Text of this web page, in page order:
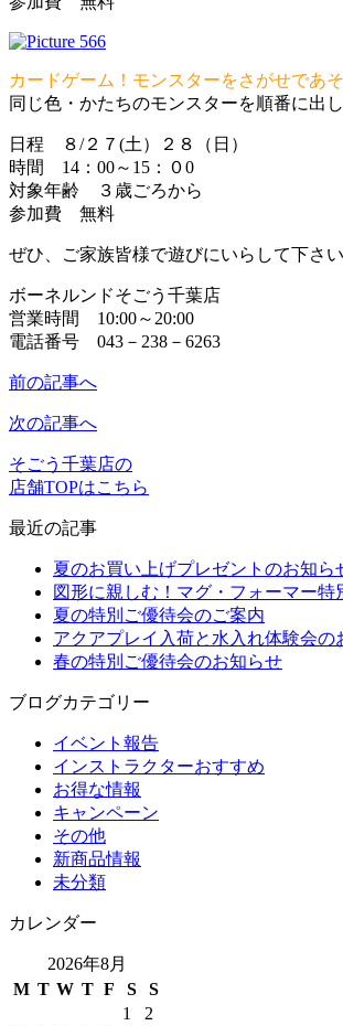
カードゲーム！モンスターをさがせであ
同じ色・かたちのモンスターを順番に出
日程 ８/２７(土）２８（日）
時間 14：00～15：０0
対象年齢 ３歳ごろから
参加費 無料
ぜひ、ご家族皆様で遊びにいらして下さ
ボーネルンドそごう千葉店
営業時間 10:00～20:00
電話番号 043－238－6263
前の記事へ
次の記事へ
そごう千葉店の
店舗TOPはこちら
最近の記事
夏のお買い上げプレゼントのお知ら
図形に親しむ！マグ・フォーマー特
夏の特別ご優待会のご案内
アクアプレイ入荷と水入れ体験会の
春の特別ご優待会のお知らせ
ブログカテゴリー
イベント報告
インストラクターおすすめ
お得な情報
キャンペーン
その他
新商品情報
未分類
カレンダー
2026年8月
M T W T F S
S
1
2